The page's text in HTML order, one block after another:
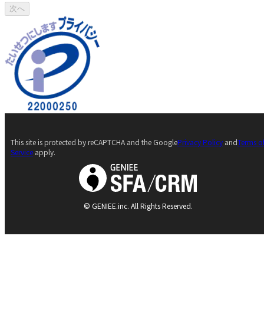
次へ
© GENIEE.inc. All Rights Reserved.
This site is protected by reCAPTCHA and the GooglePrivacy Policy andTerms
Service apply.